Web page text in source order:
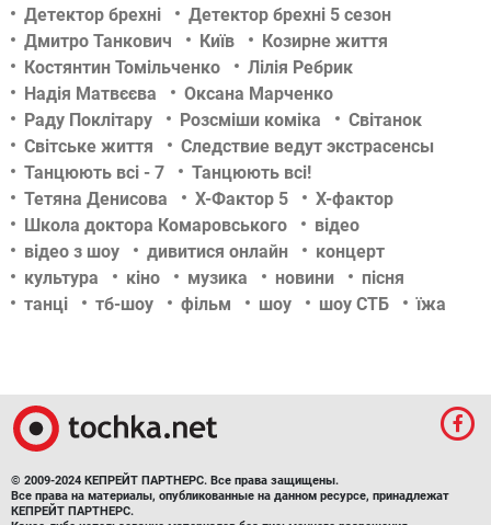
Детектор брехні
Детектор брехні 5 сезон
Дмитро Танкович
Київ
Козирне життя
Костянтин Томільченко
Лілія Ребрик
Надія Матвєєва
Оксана Марченко
Раду Поклітару
Розсміши коміка
Світанок
Світське життя
Следствие ведут экстрасенсы
Танцюють всі - 7
Танцюють всі!
Тетяна Денисова
Х-Фактор 5
Х-фактор
Школа доктора Комаровського
відео
відео з шоу
дивитися онлайн
концерт
культура
кіно музика новини
пісня
танці
тб-шоу фільм шоу шоу СТБ їжа
© 2009-2024 КЕПРЕЙТ ПАРТНЕРС. Все права защищены.
Все права на материалы, опубликованные на данном ресурсе, принадлежат
КЕПРЕЙТ ПАРТНЕРС.